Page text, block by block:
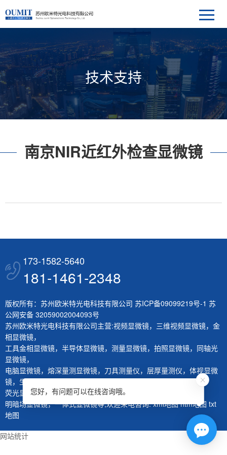
技术支持
南京NIR近红外检查显微镜
173-1582-5640
181-1461-2348
版权所有：苏州欧米特光电科技有限公司 苏ICP备09099219号-1 苏
公网安备 32059002004093号
苏州欧米特光电科技有限公司主营:视频显微镜， 三维视频显微镜， 金
相显微镜，
工具金相显微镜， 半导体显微镜， 测量显微镜， 拍照显微镜， 同轴光
显微镜，
电脑显微镜， 熔深量测显微镜， 刀具测量仪， 层厚量测仪， 体视显微
镜， 生物显微镜，
荧光显微镜， 红外显微镜，微分干涉显微镜
明暗场显微镜，一体式显微镜等,欢迎来电咨询.xml地图 htm地图 txt
地图
网站统计
您好，有问题可以在线咨询哦。